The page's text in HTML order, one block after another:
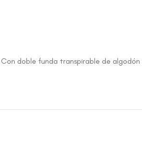
doble funda transpirable de